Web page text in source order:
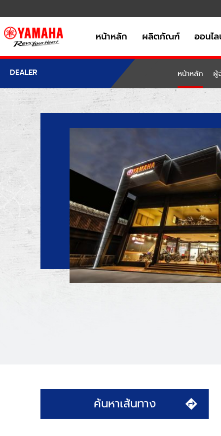
หน้าหลัก ผลิตภัณฑ์ ออนไ
DEALER หน้าหลัก ผู้
ค้นหาเส้นทาง